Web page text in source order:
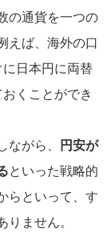
の通貨を一つの
えば、海外の口
日本円に両替
くことができ
ながら、
円安が
といった戦略的
らといって、す
ません。